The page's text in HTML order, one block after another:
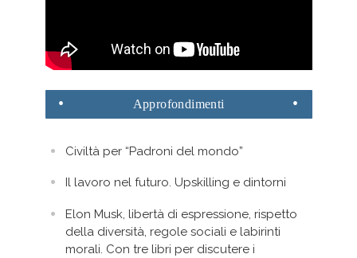
Approfondimenti
Civiltà per “Padroni del mondo”
Il lavoro nel futuro. Upskilling e dintorni
Elon Musk, libertà di espressione, rispetto
della diversità, regole sociali e labirinti
morali. Con tre libri per discutere i